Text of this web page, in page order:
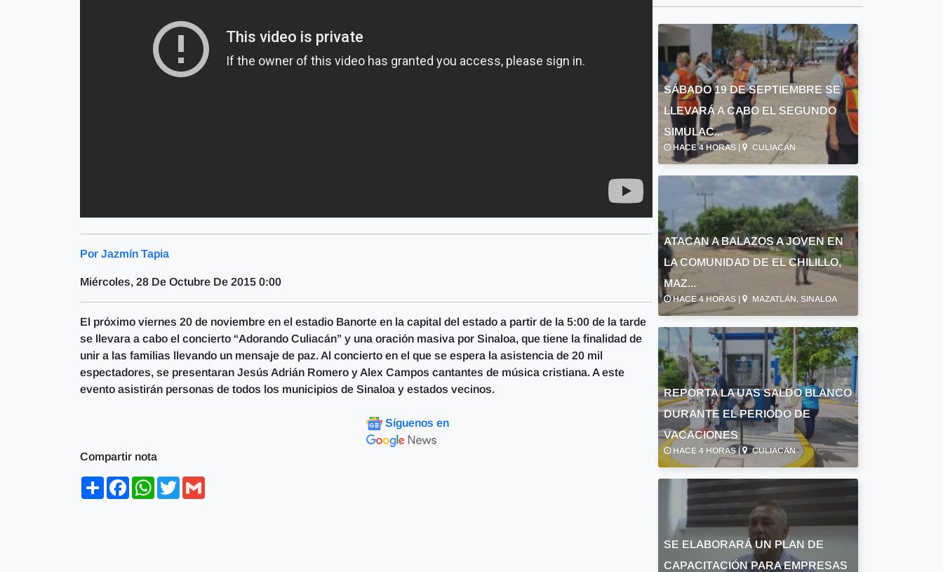
Por Jazmín Tapia
Miércoles, 28 De Octubre De 2015 0:00
El próximo viernes 20 de noviembre en el estadio Banorte en la capital del estado a partir de la 5:00 de la tarde
se llevara a cabo el concierto “Adorando Culiacán” y una oración masiva por Sinaloa, que tiene la finalidad de
unir a las familias llevando un mensaje de paz. Al concierto en el que se espera la asistencia de 20 mil
espectadores, se presentaran Jesús Adrián Romero y Alex Campos cantantes de música cristiana. A este
evento asistirán personas de todos los municipios de Sinaloa y estados vecinos.
Síguenos en
Compartir nota
ShareFacebookWhatsApp
Twitter
SÁBADO 19 DE SEPTIEMBRE SE
LLEVARÁ A CABO EL SEGUNDO
SIMULAC...
HACE 4 HORAS | CULIACÁN
ATACAN A BALAZOS A JOVEN EN
LA COMUNIDAD DE EL CHILILLO,
MAZ...
HACE 4 HORAS | MAZATLÁN, SINALOA
REPORTA LA UAS SALDO BLANCO
DURANTE EL PERIODO DE
VACACIONES
HACE 4 HORAS | CULIACÁN
SE ELABORARÁ UN PLAN DE
CAPACITACIÓN PARA EMPRESAS